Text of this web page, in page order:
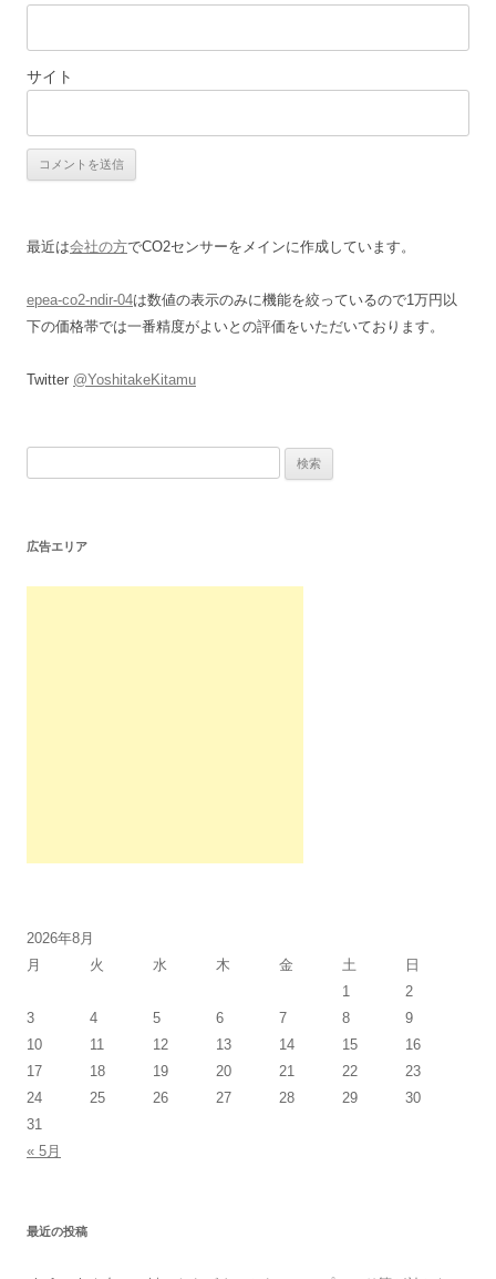
サイト
最近は会社の方でCO2センサーをメインに作成しています。
epea-co2-ndir-04は数値の表示のみに機能を絞っているので1万円以
下の価格帯では一番精度がよいとの評価をいただいております。
Twitter @YoshitakeKitamu
広告エリア
2026年8月
月
火 水 木 金 土
日
1
2
3
4 5 6 7 8
9
10
11 12 13 14 15
16
17
18 19 20 21 22
23
24
25 26 27 28 29
30
31
« 5月
最近の投稿